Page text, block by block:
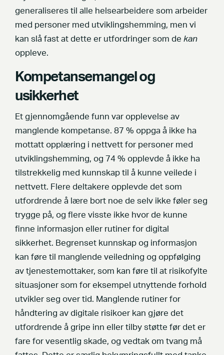
generaliseres til alle helsearbeidere som arbeider
med personer med utviklingshemming, men vi
kan slå fast at dette er utfordringer som de kan
oppleve.
Kompetansemangel og
usikkerhet
Et gjennomgående funn var opplevelse av
manglende kompetanse. 87 % oppga å ikke ha
mottatt opplæring i nettvett for personer med
utviklingshemming, og 74 % opplevde å ikke ha
tilstrekkelig med kunnskap til å kunne veilede i
nettvett. Flere deltakere opplevde det som
utfordrende å lære bort noe de selv ikke føler seg
trygge på, og flere visste ikke hvor de kunne
finne informasjon eller rutiner for digital
sikkerhet. Begrenset kunnskap og informasjon
kan føre til manglende veiledning og oppfølging
av tjenestemottaker, som kan føre til at risikofylte
situasjoner som for eksempel utnyttende forhold
utvikler seg over tid. Manglende rutiner for
håndtering av digitale risikoer kan gjøre det
utfordrende å gripe inn eller tilby støtte før det er
fare for vesentlig skade, og vedtak om tvang må